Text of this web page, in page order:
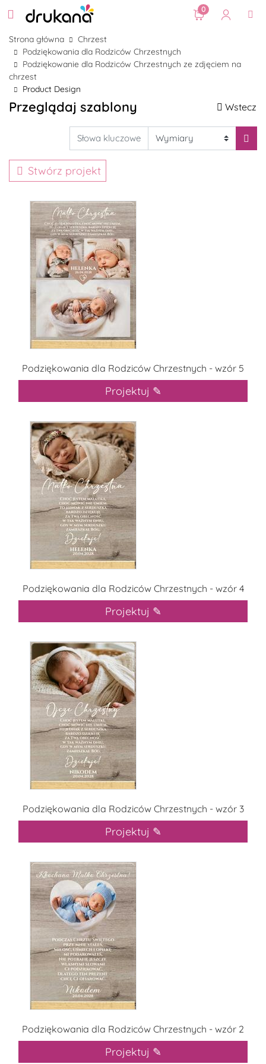
0
Strona główna
Chrzest
Podziękowania dla Rodziców Chrzestnych
Podziękowanie dla Rodziców Chrzestnych ze zdjęciem na
chrzest
Product Design
Przeglądaj szablony Wstecz
Stwórz projekt
Podziękowania dla Rodziców Chrzestnych - wzór 5
Projektuj ✎
Podziękowania dla Rodziców Chrzestnych - wzór 4
Projektuj ✎
Podziękowania dla Rodziców Chrzestnych - wzór 3
Projektuj ✎
Podziękowania dla Rodziców Chrzestnych - wzór 2
Projektuj ✎